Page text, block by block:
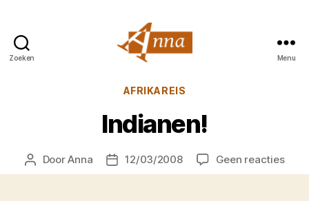
Zoeken
van
Menu
Categorieën
AFRIKAREIS
Indianen!
Berichtauteur
DoorAnna Berichtdatum
12/03/2008 Geen reactiesop